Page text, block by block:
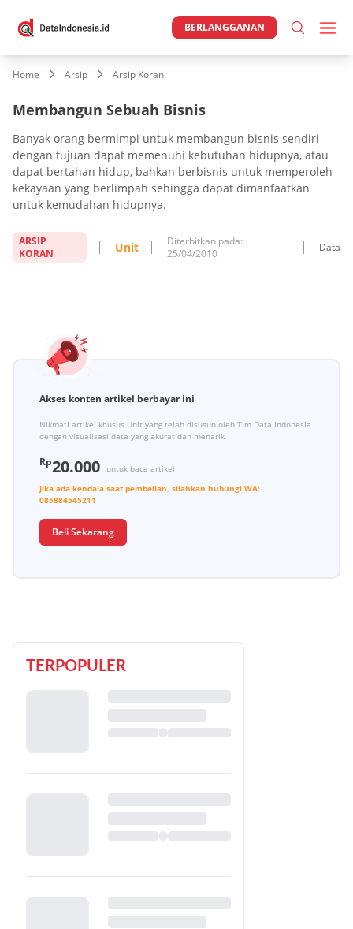
BERLANGGANAN
Home Arsip Arsip Koran
Membangun Sebuah Bisnis
Banyak orang bermimpi untuk membangun bisnis sendiri
dengan tujuan dapat memenuhi kebutuhan hidupnya, atau
dapat bertahan hidup, bahkan berbisnis untuk memperoleh
kekayaan yang berlimpah sehingga dapat dimanfaatkan
untuk kemudahan hidupnya.
ARSIP
KORAN
Unit
Diterbitkan pada:
25/04/2010
Data
Akses konten artikel berbayar ini
Nikmati artikel khusus Unit yang telah disusun oleh Tim Data Indonesia
dengan visualisasi data yang akurat dan menarik.
Rp20.000
untuk baca artikel
Jika ada kendala saat pembelian, silahkan hubungi WA:
085884545211
Beli Sekarang
TERPOPULER